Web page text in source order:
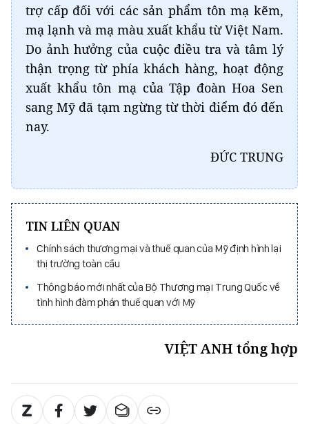
trợ cấp đối với các sản phẩm tôn mạ kẽm,
mạ lạnh và mạ màu xuất khẩu từ Việt Nam.
Do ảnh hưởng của cuộc điều tra và tâm lý
thận trọng từ phía khách hàng, hoạt động
xuất khẩu tôn mạ của Tập đoàn Hoa Sen
sang Mỹ đã tạm ngừng từ thời điểm đó đến
nay.
ĐỨC TRUNG
TIN LIÊN QUAN
Chính sách thương mại và thuế quan của Mỹ định hình lại
thị trường toàn cầu
Thông báo mới nhất của Bộ Thương mại Trung Quốc về
tình hình đàm phán thuế quan với Mỹ
VIỆT ANH tổng hợp